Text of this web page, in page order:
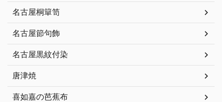
名古屋桐簞笥
名古屋節句飾
名古屋黒紋付染
唐津焼
喜如嘉の芭蕉布